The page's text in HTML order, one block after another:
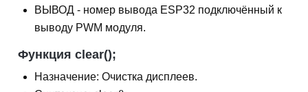
ВЫВОД - номер вывода ESP32 подключённый к
выводу PWM модуля.
Функция clear();
Назначение: Очистка дисплеев.